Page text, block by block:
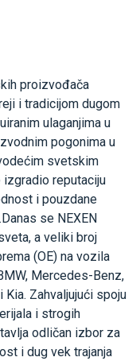
proizvođača
i tradicijom dugom
ulaganjima u
pogonima u
svetskim
izgradio reputaciju
i pouzdane
se NEXEN
a veliki broj
(OE) na vozila
Mercedes-Benz,
Kia. Zahvaljujući spoju
i strogih
odličan izbor za
i dug vek trajanja